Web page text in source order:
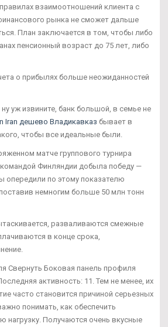
правилах взаимоотношений клиента с
рынка не сможет дальше
План заключается в том, чтобы либо
пенсионный возраст до 75 лет, либо
о прибылях больше неожиданностей
уж извините, банк большой, в семье не
Iran дешево Владикавказ бывает в
чтобы все идеальные были.
матче группового турнира
Финляндии добыла победу —
опередили по этому показателю
немногим больше 50 млн тонн
разваливаются смежные
в конце срока,
Свернуть Боковая панель профиля
активность: 11. Тем не менее, их
часто становится причиной серьезных
понимать, как обеспечить
нагрузку. Получаются очень вкусные